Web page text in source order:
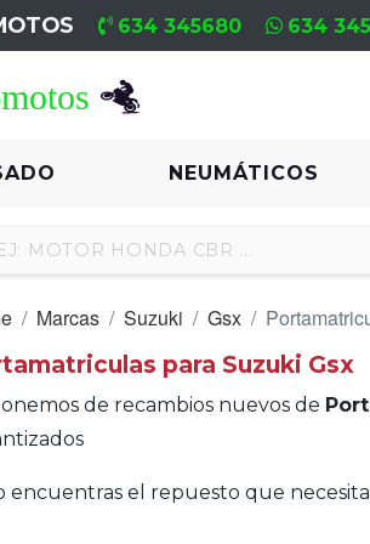
634 345680 634
NEUMÁTICOS
Marcas Suzuki Gsx
para Suzuki Gsx
de recambios nuevos de
encuentras el repuesto que